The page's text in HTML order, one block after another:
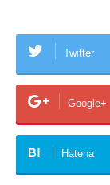
Twitter
Google+
B! Hatena